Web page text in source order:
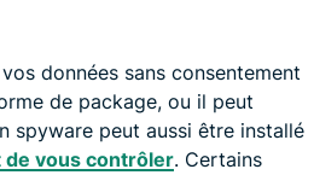
données sans consentement
de package, ou il peut
spyware peut aussi être installé
de vous contrôler. Certains